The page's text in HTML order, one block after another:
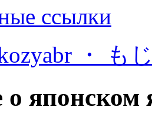
ссылки
・ も
о японском